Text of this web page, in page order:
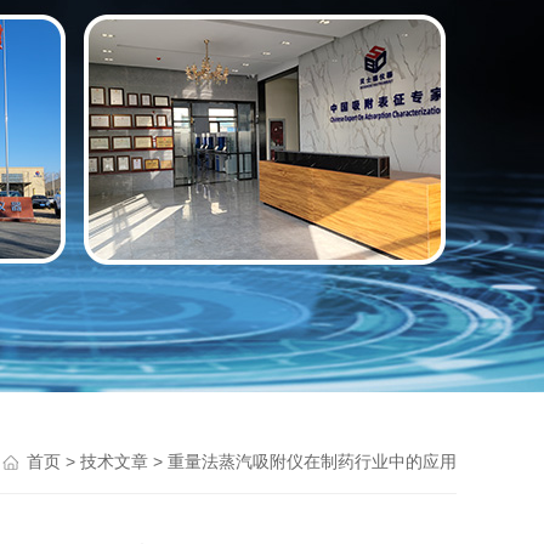
首页 > 技术文章 > 重量法蒸汽吸附仪在制药行业中的应用